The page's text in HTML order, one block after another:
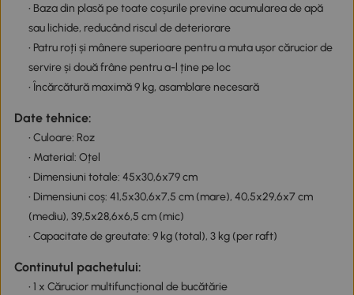
• Baza din plasă pe toate coșurile previne acumularea de apă
sau lichide, reducând riscul de deteriorare
• Patru roți și mânere superioare pentru a muta ușor cărucior de
servire și două frâne pentru a-l ține pe loc
• Încărcătură maximă 9 kg, asamblare necesară
Date tehnice:
• Culoare: Roz
• Material: Oțel
• Dimensiuni totale: 45x30,6x79 cm
• Dimensiuni coș: 41,5x30,6x7,5 cm (mare), 40,5x29,6x7 cm
(mediu), 39,5x28,6x6,5 cm (mic)
• Capacitate de greutate: 9 kg (total), 3 kg (per raft)
Continutul pachetului:
• 1 x Cărucior multifuncțional de bucătărie